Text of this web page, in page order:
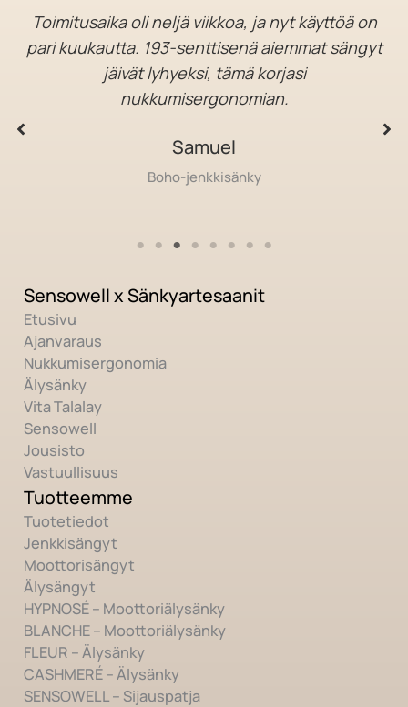
oli neljä viikkoa, ja nyt käyttöä on
193-senttisenä aiemmat sängyt
jäivät lyhyeksi, tämä korjasi
nukkumisergonomian.
Samuel
Boho-jenkkisänky
Sensowell x Sänkyartesaanit
Etusivu
Ajanvaraus
Nukkumisergonomia
Älysänky
Vita Talalay
Sensowell
Jousisto
Vastuullisuus
Tuotteemme
Tuotetiedot
Jenkkisängyt
Moottorisängyt
Älysängyt
HYPNOSÉ – Moottoriälysänky
BLANCHE – Moottoriälysänky
FLEUR – Älysänky
CASHMERÉ – Älysänky
SENSOWELL – Sijauspatja